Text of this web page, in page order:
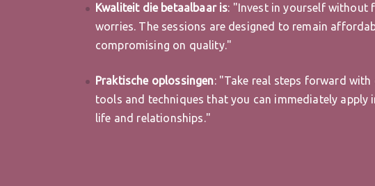
Kwaliteit die betaalbaar is: "Invest in yourself without
worries. The sessions are designed to remain
compromising on quality."
Praktische oplossingen: "Take real steps forward with
tools and techniques that you can immediately apply
life and relationships."